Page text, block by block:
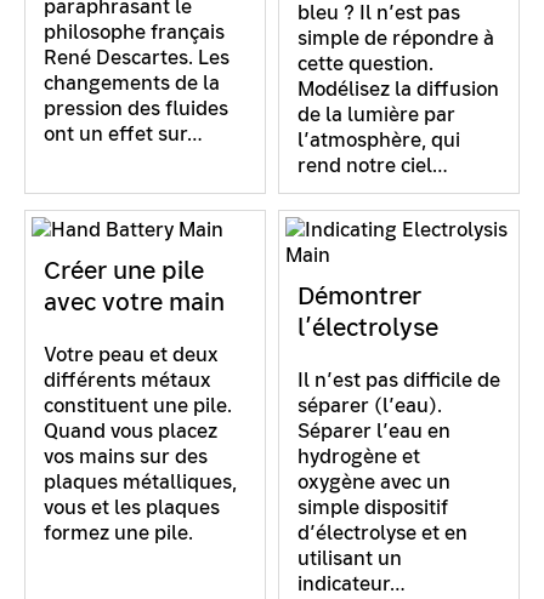
paraphrasant le
philosophe français
René Descartes. Les
changements de la
pression des fluides
ont un effet sur…
bleu ? Il n’est pas
simple de répondre à
cette question.
Modélisez la diffusion
de la lumière par
l’atmosphère, qui
rend notre ciel…
Créer une pile
avec votre main
Votre peau et deux
différents métaux
constituent une pile.
Quand vous placez
vos mains sur des
plaques métalliques,
vous et les plaques
formez une pile.
Démontrer
l’électrolyse
Il n’est pas difficile de
séparer (l’eau).
Séparer l’eau en
hydrogène et
oxygène avec un
simple dispositif
d’électrolyse et en
utilisant un
indicateur…